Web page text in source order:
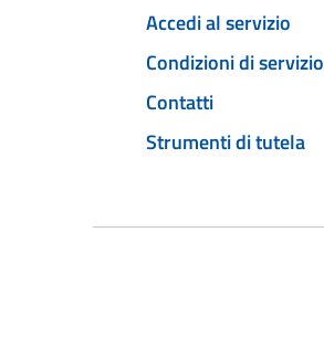
Accedi al servizio
Condizioni di servizio
Contatti
Strumenti di tutela